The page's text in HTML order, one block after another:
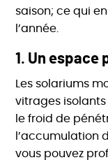
saison; ce qui
l’année.
1. Un espace
Les solariums
vitrages
le froid de
l’accumulation
vous pouvez